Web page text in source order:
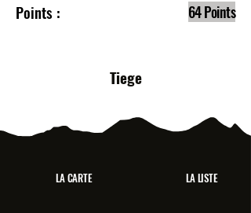
Points :
64 Points
Tiege
LA CARTE LA LISTE